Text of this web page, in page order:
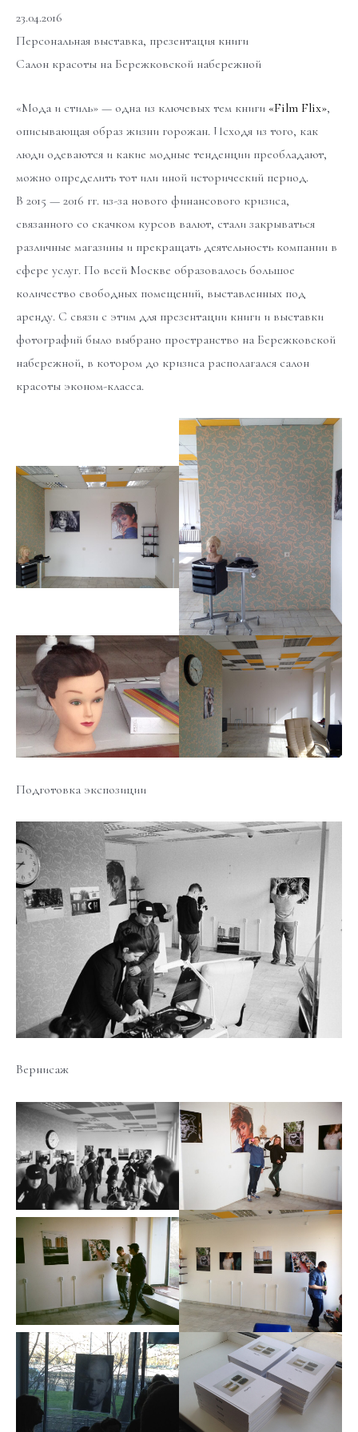
23.04.2016
Персональная выставка, презентация книги
Салон красоты на Бережковской набережной
«Мода и стиль» — одна из ключевых тем книги «Film Flix»,
описывающая образ жизни горожан. Исходя из того, как
люди одеваются и какие модные тенденции преобладают,
можно определить тот или иной исторический период.
В 2015 — 2016 гг. из-за нового финансового кризиса,
связанного со скачком курсов валют, стали закрываться
различные магазины и прекращать деятельность компании в
сфере услуг. По всей Москве образовалось большое
количество свободных помещений, выставленных под
аренду. С связи с этим для презентации книги и выставки
фотографий было выбрано пространство на Бережковской
набережной, в котором до кризиса располагался салон
красоты эконом-класса.
Подготовка экспозиции
Вернисаж